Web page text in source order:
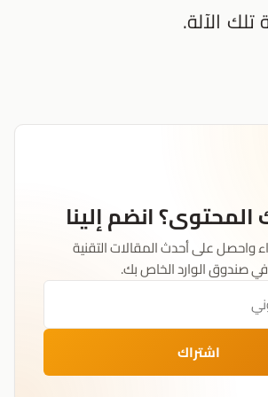
الآلة.
انضم إلينا
واحصل على أحدث المقالات التقنية
صندوق الوارد الخاص بك.
اشتراك